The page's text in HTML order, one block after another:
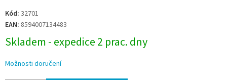
Měrná
cena:
Kód: 32701
EAN: 8594007134483
Skladem - expedice 2 prac. dny
Možnosti doručení